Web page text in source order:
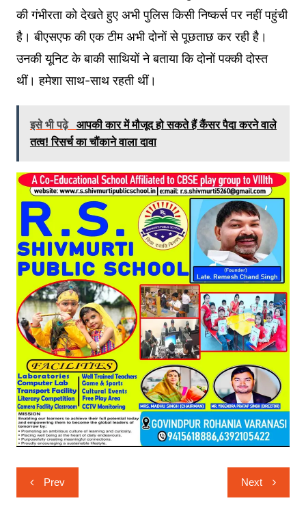
की गंभीरता को देखते हुए अभी पुलिस किसी निष्कर्स पर नहीं पहुंची
है। बीएसएफ की एक टीम अभी दोनों से पूछताछ कर रही है।
उनकी यूनिट के बाकी साथियों ने बताया कि दोनों पक्की दोस्त
थीं। हमेशा साथ-साथ रहती थीं।
इसे भी पढ़े आपकी कार में मौजूद हो सकते हैं कैंसर पैदा करने वाले
तत्व! रिसर्च का चौंकाने वाला दावा
Post
navigation
Prev Next